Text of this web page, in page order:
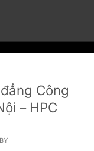
Công
– HPC
BY